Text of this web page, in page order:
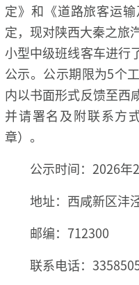
定》和《道路旅客运
定，现对陕西大秦之旅
小型中级班线客车进行
公示。公示期限为5个
内以书面形式反馈至西
并请署名及附联系方
章）。
公示时间：2026年
地址：西咸新区沣
邮编：712300
联系电话：